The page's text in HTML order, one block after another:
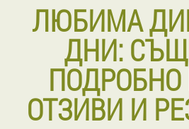
ЛЮБИМА
ДНИ:
ОТЗИВИ И